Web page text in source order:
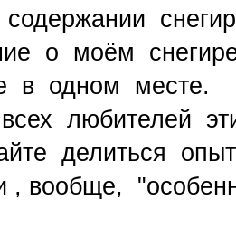
содержании
о моём
в одном месте.
любителей
делиться
, вообще,